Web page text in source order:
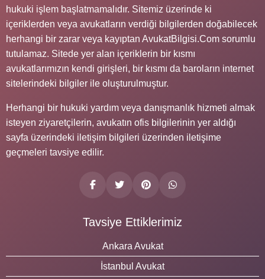
hukuki işlem başlatmamalıdır. Sitemiz üzerinde ki
içeriklerden veya avukatların verdiği bilgilerden doğabilecek
herhangi bir zarar veya kayıptan AvukatBilgisi.Com sorumlu
tutulamaz. Sitede yer alan içeriklerin bir kısmı
avukatlarımızın kendi girişleri, bir kısmı da baroların internet
sitelerindeki bilgiler ile oluşturulmuştur.
Herhangi bir hukuki yardım veya danışmanlık hizmeti almak
isteyen ziyaretçilerin, avukatın ofis bilgilerinin yer aldığı
sayfa üzerindeki iletişim bilgileri üzerinden iletişime
geçmeleri tavsiye edilir.
Tavsiye Ettiklerimiz
Ankara Avukat
İstanbul Avukat